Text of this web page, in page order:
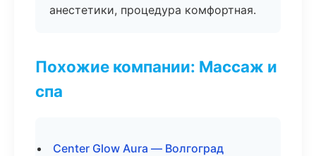
анестетики, процедура комфортная.
Похожие компании: Массаж и
спа
Center Glow Aura — Волгоград